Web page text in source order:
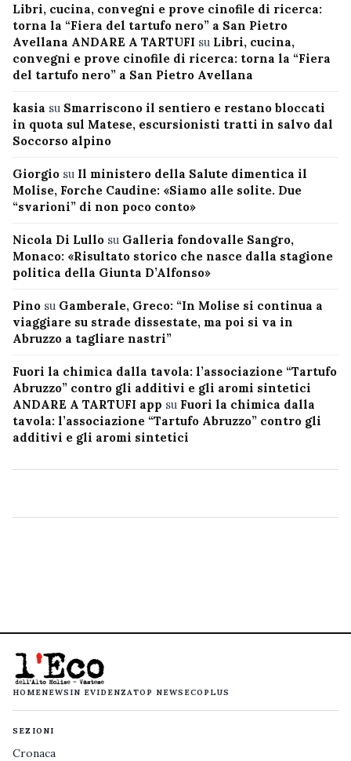
Libri, cucina, convegni e prove cinofile di ricerca:
torna la “Fiera del tartufo nero” a San Pietro
Avellana ANDARE A TARTUFI su Libri, cucina,
convegni e prove cinofile di ricerca: torna la “Fiera
del tartufo nero” a San Pietro Avellana
kasia su Smarriscono il sentiero e restano bloccati
in quota sul Matese, escursionisti tratti in salvo dal
Soccorso alpino
Giorgio su Il ministero della Salute dimentica il
Molise, Forche Caudine: «Siamo alle solite. Due
“svarioni” di non poco conto»
Nicola Di Lullo su Galleria fondovalle Sangro,
Monaco: «Risultato storico che nasce dalla stagione
politica della Giunta D’Alfonso»
Pino su Gamberale, Greco: “In Molise si continua a
viaggiare su strade dissestate, ma poi si va in
Abruzzo a tagliare nastri”
Fuori la chimica dalla tavola: l’associazione “Tartufo
Abruzzo” contro gli additivi e gli aromi sintetici
ANDARE A TARTUFI app su Fuori la chimica dalla
tavola: l’associazione “Tartufo Abruzzo” contro gli
additivi e gli aromi sintetici
HOMENEWS IN EVIDENZATOP NEWS ECOPLUS
SEZIONI
Cronaca